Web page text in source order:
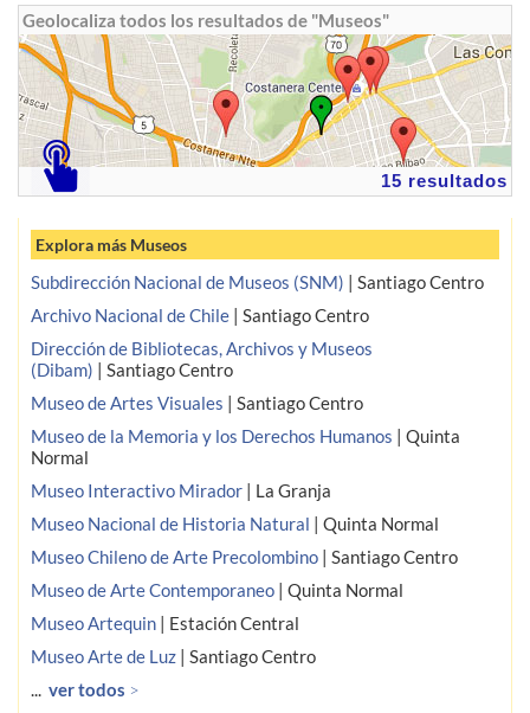
Geolocaliza todos los resultados de "Museos"
15 resultados
Explora más Museos
Subdirección Nacional de Museos (SNM)
Santiago Centro
Archivo Nacional de Chile
Santiago Centro
Dirección de Bibliotecas, Archivos y Museos
(Dibam)
Santiago Centro
Museo de Artes Visuales
Santiago Centro
Museo de la Memoria y los Derechos Humanos
Quinta
Normal
Museo Interactivo Mirador
La Granja
Museo Nacional de Historia Natural
Quinta Normal
Museo Chileno de Arte Precolombino
Santiago Centro
Museo de Arte Contemporaneo
Quinta Normal
Museo Artequin
Estación Central
Museo Arte de Luz
Santiago Centro
... ver todos >